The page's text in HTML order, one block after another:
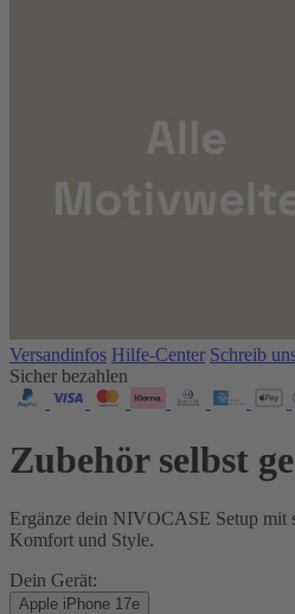
Versandinfos Hilfe-Center Schreib
Sicher bezahlen
Zubehör selbst
Ergänze dein NIVOCASE Setup mit
Komfort und Style.
Dein Gerät:
Apple iPhone 17e